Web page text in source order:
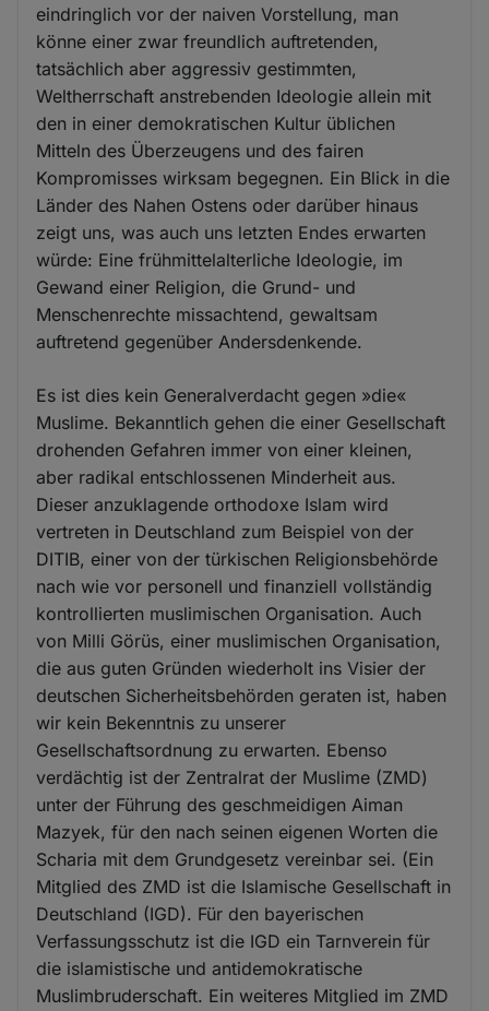
eindringlich vor der naiven Vorstellung, man
könne einer zwar freundlich auftretenden,
tatsächlich aber aggressiv gestimmten,
Weltherrschaft anstrebenden Ideologie allein mit
den in einer demokratischen Kultur üblichen
Mitteln des Überzeugens und des fairen
Kompromisses wirksam begegnen. Ein Blick in die
Länder des Nahen Ostens oder darüber hinaus
zeigt uns, was auch uns letzten Endes erwarten
würde: Eine frühmittelalterliche Ideologie, im
Gewand einer Religion, die Grund- und
Menschenrechte missachtend, gewaltsam
auftretend gegenüber Andersdenkende.
Es ist dies kein Generalverdacht gegen »die«
Muslime. Bekanntlich gehen die einer Gesellschaft
drohenden Gefahren immer von einer kleinen,
aber radikal entschlossenen Minderheit aus.
Dieser anzuklagende orthodoxe Islam wird
vertreten in Deutschland zum Beispiel von der
DITIB, einer von der türkischen Religionsbehörde
nach wie vor personell und finanziell vollständig
kontrollierten muslimischen Organisation. Auch
von Milli Görüs, einer muslimischen Organisation,
die aus guten Gründen wiederholt ins Visier der
deutschen Sicherheitsbehörden geraten ist, haben
wir kein Bekenntnis zu unserer
Gesellschaftsordnung zu erwarten. Ebenso
verdächtig ist der Zentralrat der Muslime (ZMD)
unter der Führung des geschmeidigen Aiman
Mazyek, für den nach seinen eigenen Worten die
Scharia mit dem Grundgesetz vereinbar sei. (Ein
Mitglied des ZMD ist die Islamische Gesellschaft in
Deutschland (IGD). Für den bayerischen
Verfassungsschutz ist die IGD ein Tarnverein für
die islamistische und antidemokratische
Muslimbruderschaft. Ein weiteres Mitglied im ZMD